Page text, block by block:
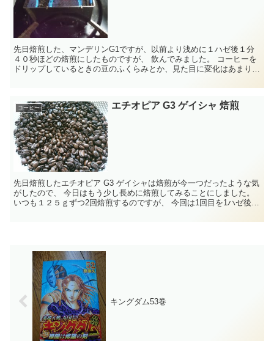
先日焙煎した、マンデリンG1ですが、以前より浅めに１ハゼ後１分
４０秒ほどの焙煎にしたものですが、 飲んでみました。 コーヒーを
ドリップしているときの豆のふくらみとか、見た目に変化はあまりな
コーヒー エチオピア G3 ゲイシャ 焙煎
先日焙煎したエチオピア G3 ゲイシャは焙煎が今一つだったような気
がしたので、 今日はもう少し長めに焙煎してみることにしました。
いつも１２５ｇずつ2回焙煎するのですが、 今回は1回目を1ハゼ後2
キングダム53巻